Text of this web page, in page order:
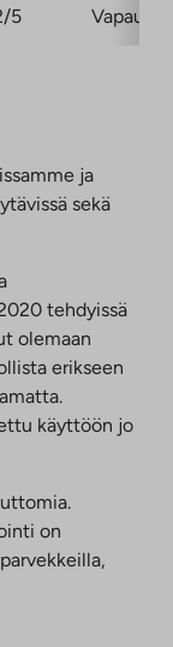
5
ja
sekä
tehdyissä
olemaan
erikseen
käyttöön jo
on